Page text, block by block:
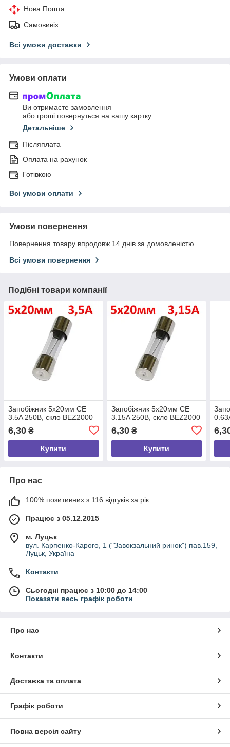
Нова Пошта
Самовивіз
Всі умови доставки
Умови оплати
Ви отримаєте замовлення
або гроші повернуться на вашу картку
Детальніше
Післяплата
Оплата на рахунок
Готівкою
Всі умови оплати
Умови повернення
Повернення товару впродовж 14 днів за домовленістю
Всі умови повернення
Подібні товари компанії
Запобіжник 5х20мм CE
3.5A 250В, скло BEZ2000
6,30 ₴
Купити
Запобіжник 5х20мм CE
3.15A 250В, скло BEZ2000
6,30₴
Купити
Про нас
100% позитивних з 116 відгуків за рік
Працює з 05.12.2015
м. Луцьк
вул. Карпенко-Карого, 1 ("Завокзальний ринок") пав.159,
Луцьк, Україна
Контакти
Сьогодні працює з 10:00 до 14:00
Показати весь графік роботи
Про нас
Контакти
Доставка та оплата
Графік роботи
Повна версія сайту